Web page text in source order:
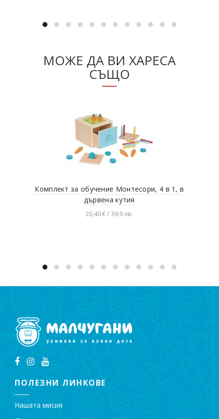
МОЖЕ ДА ВИ ХАРЕСА
СЪЩО
Комплект за обучение Монтесори, 4 в 1, в
дървена кутия
20,40 € / 39.9 лв.
ПОЛЕЗНИ ЛИНКОВЕ
Нашата мисия